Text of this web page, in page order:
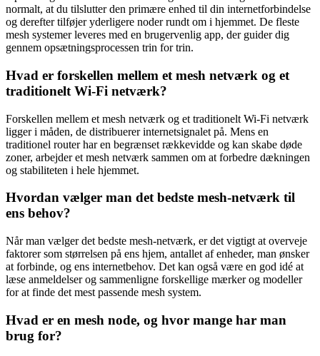
normalt, at du tilslutter den primære enhed til din internetforbindelse
og derefter tilføjer yderligere noder rundt om i hjemmet. De fleste
mesh systemer leveres med en brugervenlig app, der guider dig
gennem opsætningsprocessen trin for trin.
Hvad er forskellen mellem et mesh netværk og et
traditionelt Wi-Fi netværk?
Forskellen mellem et mesh netværk og et traditionelt Wi-Fi netværk
ligger i måden, de distribuerer internetsignalet på. Mens en
traditionel router har en begrænset rækkevidde og kan skabe døde
zoner, arbejder et mesh netværk sammen om at forbedre dækningen
og stabiliteten i hele hjemmet.
Hvordan vælger man det bedste mesh-netværk til
ens behov?
Når man vælger det bedste mesh-netværk, er det vigtigt at overveje
faktorer som størrelsen på ens hjem, antallet af enheder, man ønsker
at forbinde, og ens internetbehov. Det kan også være en god idé at
læse anmeldelser og sammenligne forskellige mærker og modeller
for at finde det mest passende mesh system.
Hvad er en mesh node, og hvor mange har man
brug for?